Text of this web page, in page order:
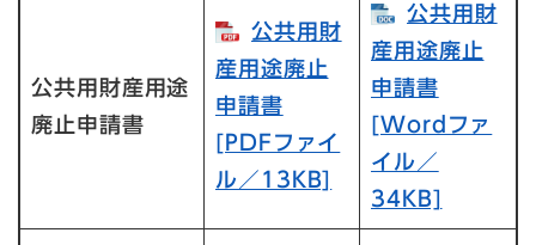
公共用財産用途
廃止申請書
公共用財
産用途廃止
申請書​
[PDFファイ
ル／13KB]
公共用財
産用途廃止
申請書​
[Wordファ
イル／
34KB]